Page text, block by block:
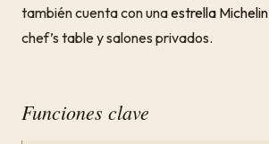
también cuenta con unaestrella Michelin
chef’s table y salones privados.
Funciones clave